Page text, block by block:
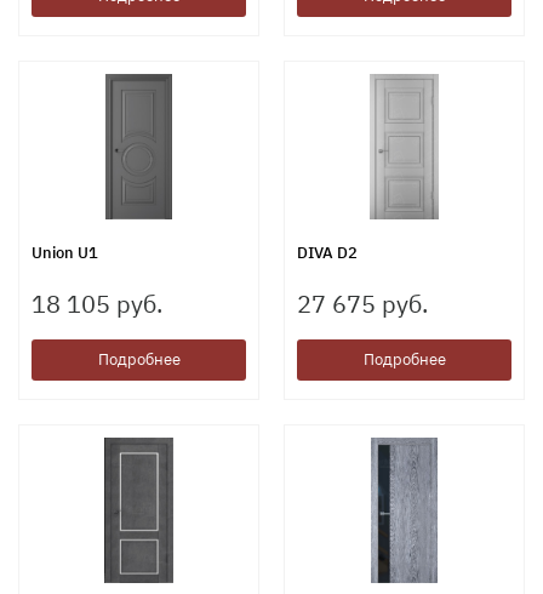
Union U1
18 105 руб.
Подробнее
DIVA D2
27 675 руб.
Подробнее